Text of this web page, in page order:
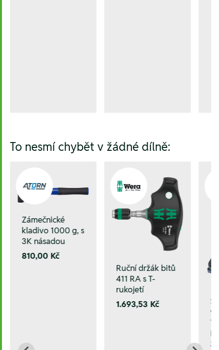
To nesmí chybět v žádné dílně:
Zámečnické
kladivo 1000 g, s
3K násadou
810,00 Kč
Ruční držák bitů
411 RA s T-
rukojetí
1.693,53 Kč